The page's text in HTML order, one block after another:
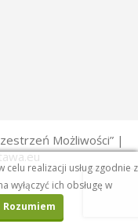
Możliwości” |
celu realizacji usług zgodnie z
wyłączyć ich obsługę w
Rozumiem